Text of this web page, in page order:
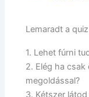
Lemaradt a
1. Lehet fúrni
2. Elég ha csak
megoldással?
3. Kétszer